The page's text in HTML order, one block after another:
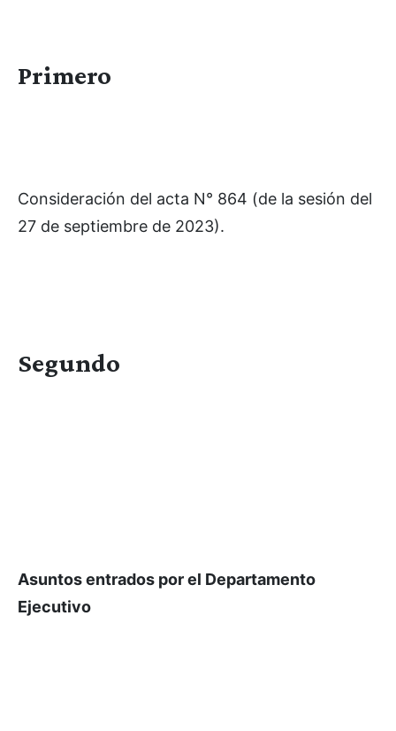
Primero
Consideración del acta N° 864 (de la sesión del
27 de septiembre de 2023).
Segundo
Asuntos entrados por el Departamento
Ejecutivo